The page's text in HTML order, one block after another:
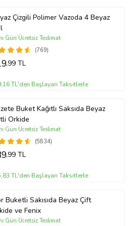
oldukça kolaydır. Direkt güneş
muhafaza edilmelidir. Haftada bir
havalandırılmalı, bitkilerin nem
yöntemiyle
sulanması kök çürümesine neden
edilmelidir. Ayrıca, bitkilerin
sırada yumuşak bir fırça ile
Bu şekilde, teraryumunuz uzun
ufak değişiklikler olabilir.
Çizgili Polimer Vazoda 4 Beyaz
(769)
Gün Ücretsiz Teslimat
,99 TL
TL'den Başlayan Taksitlerle
Buket Kağıtlı Saksıda Beyaz
Orkide
(5834)
Gün Ücretsiz Teslimat
,99 TL
TL'den Başlayan Taksitlerle
Buketli Sakısıda Beyaz Çift
ve Fenix
Gün Ücretsiz Teslimat